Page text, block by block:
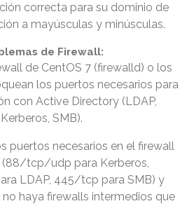
correcta para su dominio de
a mayúsculas y minúsculas.
de Firewall:
de CentOS 7 (firewalld) o los
los puertos necesarios para
con Active Directory (LDAP,
Kerberos, SMB).
puertos necesarios en el firewall
(88/tcp/udp para Kerberos,
LDAP, 445/tcp para SMB) y
haya firewalls intermedios que